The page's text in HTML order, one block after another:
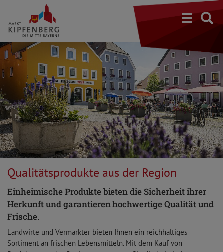
Qualitätsprodukte aus der Region
Einheimische Produkte bieten die Sicherheit ihrer
Herkunft und garantieren hochwertige Qualität und
Frische.
Landwirte und Vermarkter bieten Ihnen ein reichhaltiges
Sortiment an frischen Lebensmitteln. Mit dem Kauf von